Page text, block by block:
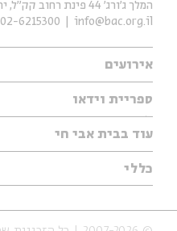
אירועים
עיון
אנגלית
נוער
סדרות
ספריית וידאו
ילדים
מוזיקה
עיון
מיוחדים
עוד בבית אבי חי
תערוכות
מיוחדים
כללי
אודות
המלך ג'ורג' 44 פינת רחוב קק״ל, ירושלים
info@bac.org.il
02-6215300